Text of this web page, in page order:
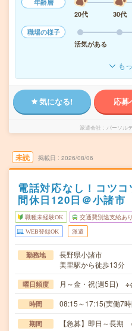
年齢層
20代
30代
職場の様子
活気がある
も
気になる! 応募
派遣会社 パーソル
未読 掲載日 2026/08/06
電話対応なし！コツ
間休日120日＠小諸市
職種未経験OK 交通費別途支給あり
WEB登録OK 派遣
勤務地
長野県小諸市
美里駅から徒歩13分
曜日頻度 月～金・祝(週5日) ※
時間 08:15～17:15(実働7
期間 【急募】即日～長期